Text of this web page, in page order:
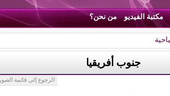
مكتبة الفيديو من نحن؟
جنوب أفريقيا
الرجوع إلى قائمة الصور